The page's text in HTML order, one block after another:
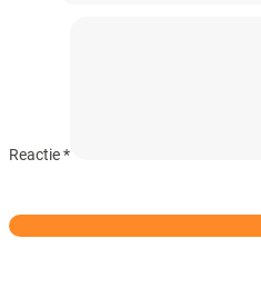
Reactie*